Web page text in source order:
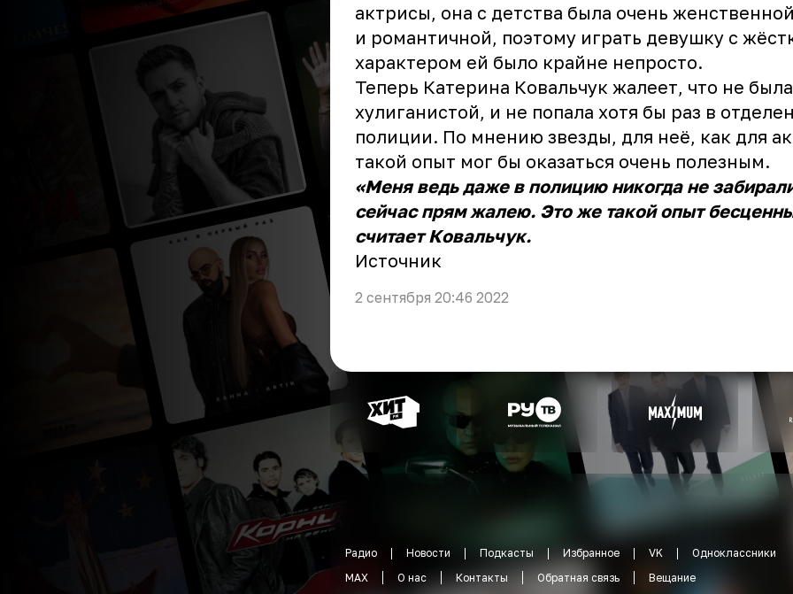
актрисы, она с детства была очень
и романтичной, поэтому играть девушку с
характером ей было крайне непросто.
Теперь Катерина Ковальчук жалеет, что не
хулиганистой, и не попала хотя бы раз в
полиции. По мнению звезды, для неё, как для
такой опыт мог бы оказаться очень полезным.
«Меня ведь даже в полицию никогда не
сейчас прям жалею. Это же такой опыт
считает Ковальчук.
Источник
2 сентября 20:46 2022
Радио Новости Подкасты Избранное VK
Одноклассники
MAX
О нас Контакты Обратная связь Вещание